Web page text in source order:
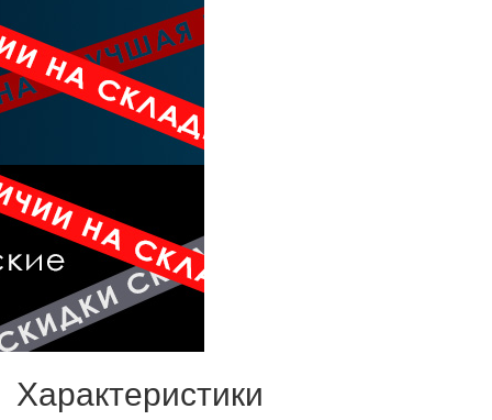
Характеристики